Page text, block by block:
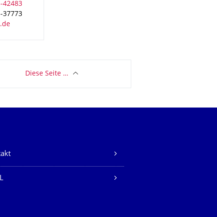
37773
Diese Seite …